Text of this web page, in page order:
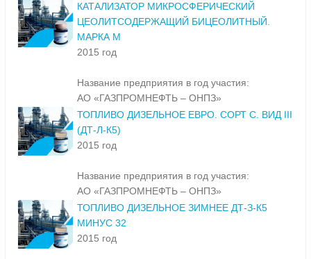
КАТАЛИЗАТОР МИКРОСФЕРИЧЕСКИЙ
ЦЕОЛИТСОДЕРЖАЩИЙ БИЦЕОЛИТНЫЙ.
МАРКА М
2015 год
Название предприятия в год участия:
АО «ГАЗПРОМНЕФТЬ – ОНПЗ»
ТОПЛИВО ДИЗЕЛЬНОЕ ЕВРО. СОРТ С. ВИД III
(ДТ-Л-К5)
2015 год
Название предприятия в год участия:
АО «ГАЗПРОМНЕФТЬ – ОНПЗ»
ТОПЛИВО ДИЗЕЛЬНОЕ ЗИМНЕЕ ДТ-З-К5
МИНУС 32
2015 год